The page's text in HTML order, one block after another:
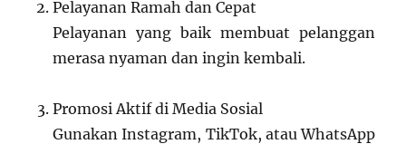
Pelayanan Ramah dan Cepat
Pelayanan yang baik membuat pelanggan
merasa nyaman dan ingin kembali.
Promosi Aktif di Media Sosial
Gunakan Instagram, TikTok, atau WhatsApp